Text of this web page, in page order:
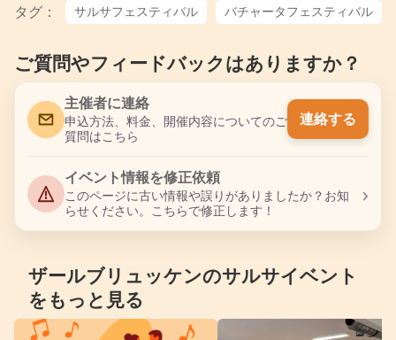
タグ： サルサフェスティバル バチャータフェスティバル
ご質問やフィードバックはありますか？
主催者に連絡
申込方法、料金、開催内容についてのご
質問はこちら
連絡する
イベント情報を修正依頼
このページに古い情報や誤りがありましたか？お知
らせください。こちらで修正します！
›
ザールブリュッケンのサルサイベント
をもっと見る